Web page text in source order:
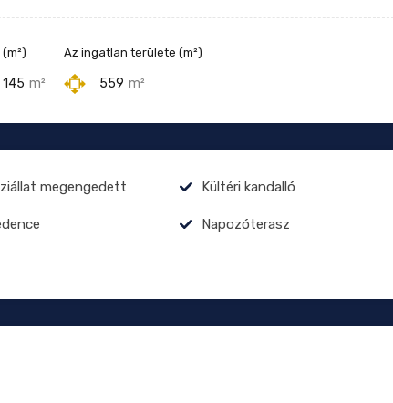
145 m²
Az ingatlan területe (m²)
559 m²
megengedett Kültéri kandalló
Napozóterasz